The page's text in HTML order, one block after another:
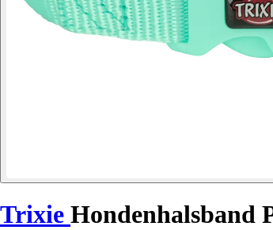
Trixie Hondenhalsband